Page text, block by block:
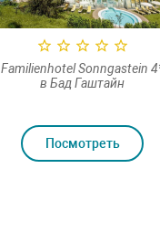
Familienhotel Sonngastein
в Бад Гаштайн
Посмотреть